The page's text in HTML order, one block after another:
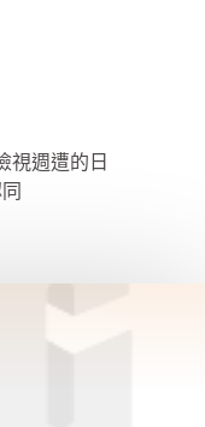
視週遭的日